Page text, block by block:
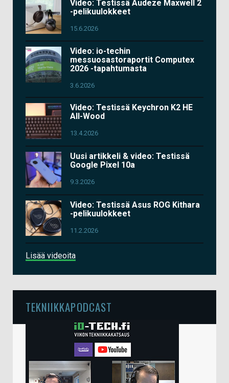
Video: Testissä Audeze Maxwell 2
-pelikuulokkeet
15.6.2026
Video: io-techin
messuosastoraportit Computex
2026 -tapahtumasta
3.6.2026
Video: Testissä Keychron K2 HE
All-Wood
13.4.2026
Uusi artikkeli & video: Testissä
Google Pixel 10a
9.3.2026
Video: Testissä Asus ROG Kithara
-pelikuulokkeet
11.2.2026
Lisää videoita
TEKNIIKKAPODCAST